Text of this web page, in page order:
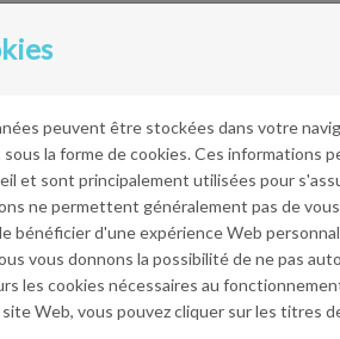
communautés du Manitoba en
de sécurité routière.
processus de sélection en vous
des questions obligatoires qui sont
demande afin d’y revenir et de
est examinée à l’interne par la
peuvent être stockées dans votre
la forme de cookies. Ces informations
et sont principalement utilisées pour
ne permettent généralement pas de
bénéficier d'une expérience Web
vous donnons la possibilité de ne pas
les cookies nécessaires au
Web, vous pouvez cliquer sur les titres